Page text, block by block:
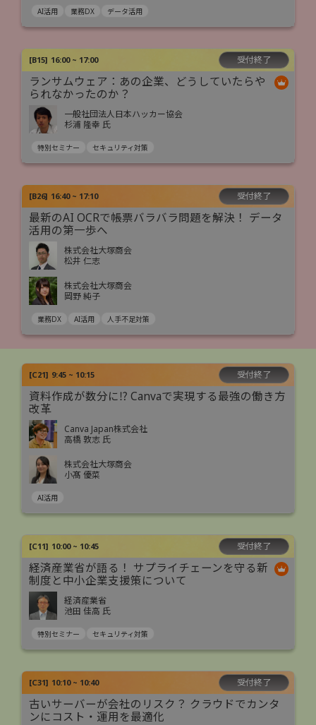
AI活用 業務DX データ活用
[B15] 16:00 ~ 17:00 受付終了
ランサムウェア：あの企業、どうしていたらや
られなかったのか？
一般社団法人日本ハッカー協会
杉浦 隆幸 氏
特別セミナー セキュリティ対策
[B26] 16:40 ~ 17:10 受付終了
最新のAI OCRで帳票バラバラ問題を解決！ データ
活用の第一歩へ
株式会社大塚商会
松井 仁志
株式会社大塚商会
岡野 純子
業務DX AI活用 人手不足対策
[C21] 9:45 ~ 10:15 受付終了
資料作成が数分に⁉ Canvaで実現する最強の働き方
改革
Canva Japan株式会社
高橋 敦志 氏
株式会社大塚商会
小髙 優菜
AI活用
[C11] 10:00 ~ 10:45 受付終了
経済産業省が語る！ サプライチェーンを守る新
制度と中小企業支援策について
経済産業省
池田 佳高 氏
特別セミナー セキュリティ対策
[C31] 10:10 ~ 10:40 受付終了
古いサーバーが会社のリスク？ クラウドでカンタ
ンにコスト・運用を最適化